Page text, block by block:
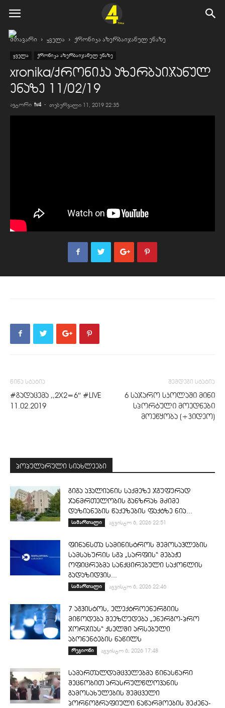
მთავარი ყველა ქრონიკა აზერბაიჯანულ ენაზე
ყველა ქრონიკა აზერბაიჯანულ ენაზე
xronika/ქრონიკა აზერბაიჯანულ
ენაზე 11/02/19
ავტორი tv4 - თებერვალი 11, 2019 22:35
წინა სტატია
#გადაცემა ,,2X2=6″ #LIVE
11.02.2019
შემდეგი სტატია
6 საჯარო სკოლაში მინი
სპორტული მოედნები
მოეწყობა (+ვიდეო)
პოპულარული სიახლეები
გიგა ავალიანის საქმეზე ჯგუფურად
ჯანმრთელობის განზრახ მძიმე
დაზიანების წაქეზების ფაქტზე ნია...
სამართალი აგვისტო 6, 2026 22:51
ფინანსთა სამინისტროს შემოსავლების
სამსახურის სგპ „სარფის“ მებაჟე
ოფიცრებმა სანქცირებული საქონლის
გადაზიდვის...
სამართალი აგვისტო 6, 2026 22:46
7 აგვისტოს, ელექტროენერგიის
მიწოდება შეეზღუდება „ენერგო-პრო
ჯორჯიას“ ქსელში არსებული
აბონენტების ნაწილს
რეგიონი აგვისტო 6, 2026 17:48
სამართალდამცველებმა წინასწარი
შეცნობით არასრულწლოვანის
გამოსახულების შემცველი
პორნოგრაფიული ნაწარმოების შეძენა-